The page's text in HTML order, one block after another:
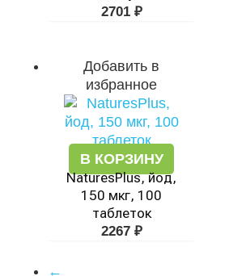
2701 ₽
Добавить в
избранное
В КОРЗИНУ
NaturesPlus, йод,
150 мкг, 100
таблеток
2267 ₽
←